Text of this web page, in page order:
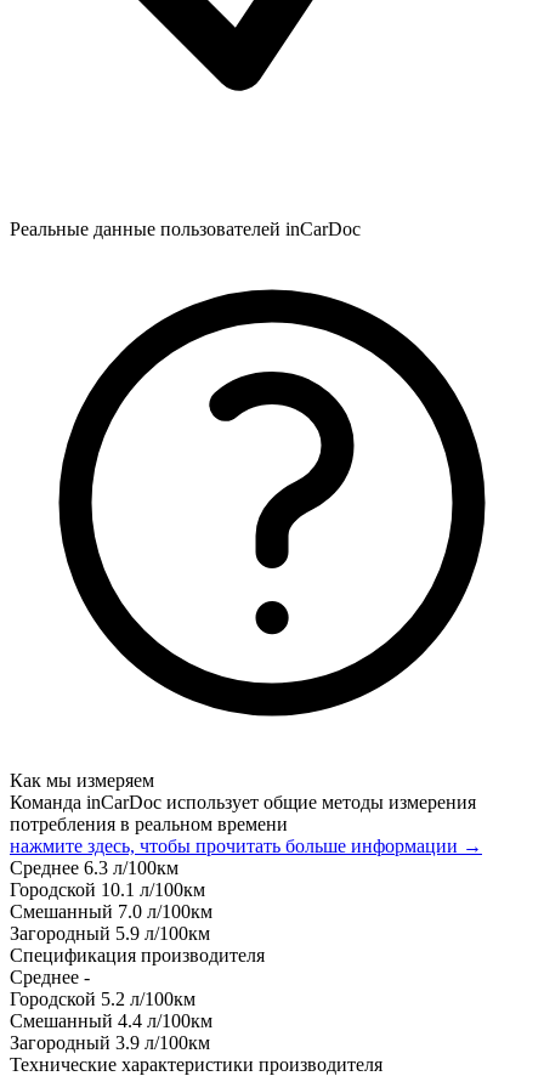
Реальные данные пользователей inCarDoc
Как мы измеряем
Команда inCarDoc использует общие методы измерения
потребления в реальном времени
нажмите здесь, чтобы прочитать больше информации →
Среднее 6.3 л/100км
Городской 10.1 л/100км
Смешанный 7.0 л/100км
Загородный 5.9 л/100км
Спецификация производителя
Среднее -
Городской 5.2 л/100км
Смешанный 4.4 л/100км
Загородный 3.9 л/100км
Технические характеристики производителя